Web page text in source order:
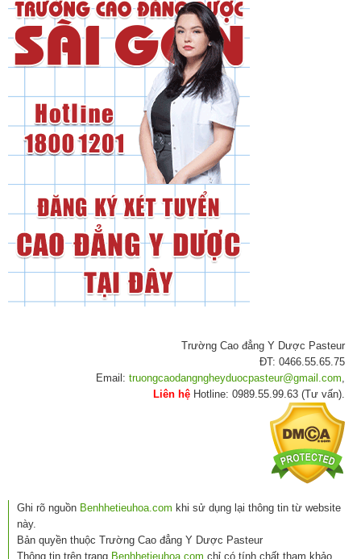
Trường Cao đẳng Y Dược Pasteur
ĐT: 0466.55.65.75
Email: truongcaodangngheyduocpasteur@gmail.com,
Liên hệ Hotline: 0989.55.99.63 (Tư vấn).
Ghi rõ nguồn Benhhetieuhoa.com khi sử dụng lại thông tin từ website
này.
Bản quyền thuộc Trường Cao đẳng Y Dược Pasteur
Thông tin trên trang Benhhetieuhoa.com chỉ có tính chất tham khảo,